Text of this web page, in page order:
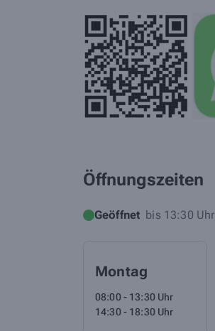
Öffnungszeiten
Geöffnet bis 13:30
Montag
08:00 - 13:30 Uhr
14:30 - 18:30 Uhr